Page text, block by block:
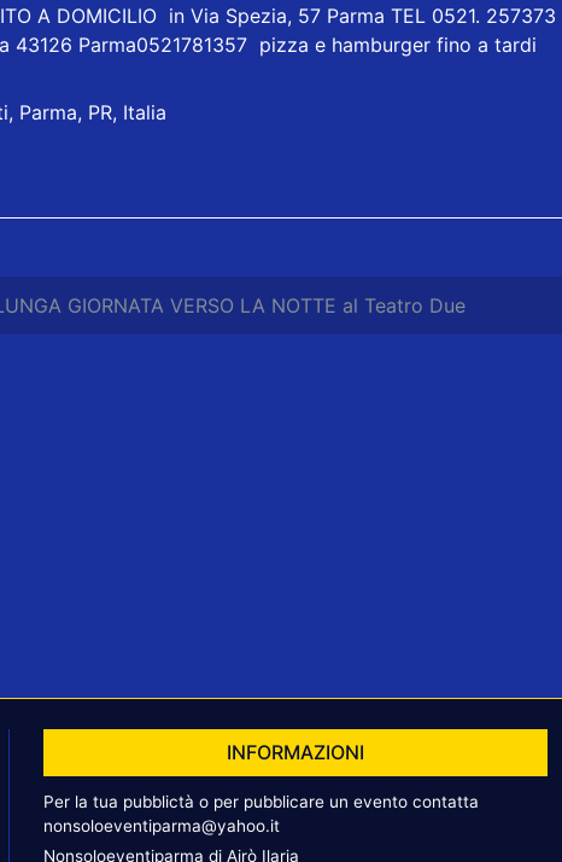
A DOMICILIO in Via Spezia, 57 Parma TEL 0521. 257373
43126 Parma0521781357 pizza e hamburger fino a tardi
Parma, PR, Italia
GIORNATA VERSO LA NOTTE al Teatro Due
INFORMAZIONI
Per la tua pubblictà o per pubblicare un evento contatta
nonsoloeventiparma@yahoo.it
Nonsoloeventiparma di Airò Ilaria